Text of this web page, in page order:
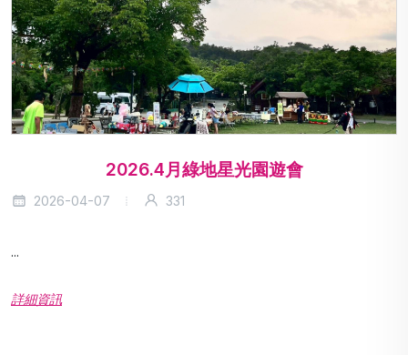
2026.4月綠地星光園遊會
2026-04-07 331
...
詳細資訊